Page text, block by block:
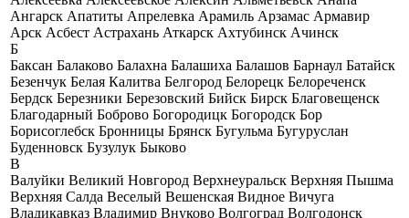
Ангарск Апатиты Апрелевка Арамиль Арзамас Армавир
Арск Асбест Астрахань Аткарск Ахтубинск Ачинск
Б
Баксан Балаково Балахна Балашиха Балашов Барнаул Батайск
Безенчук Белая Калитва Белгород Белорецк Белореченск
Бердск Березники Березовский Бийск Бирск Благовещенск
Благодарный Боброво Богородицк Богородск Бор
Борисоглебск Бронницы Брянск Бугульма Бугуруслан
Буденновск Бузулук Быково
В
Валуйки Великий Новгород Верхнеуральск Верхняя Пышма
Верхняя Салда Веселый Вешенская Видное Вичуга
Владикавказ Владимир Внуково Волгоград Волгодонск